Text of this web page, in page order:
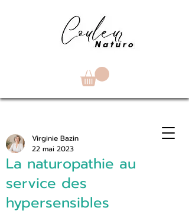
La naturopathie au
service des
hypersensibles
Virginie Bazin
22 mai 2023